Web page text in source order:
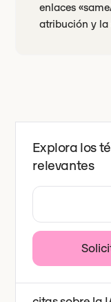
enlaces
atribución y la
Explora los
relevantes